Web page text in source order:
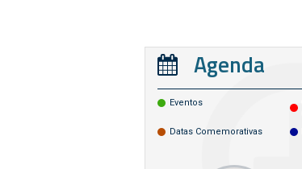
Agenda
Eventos
Datas Comemorativas